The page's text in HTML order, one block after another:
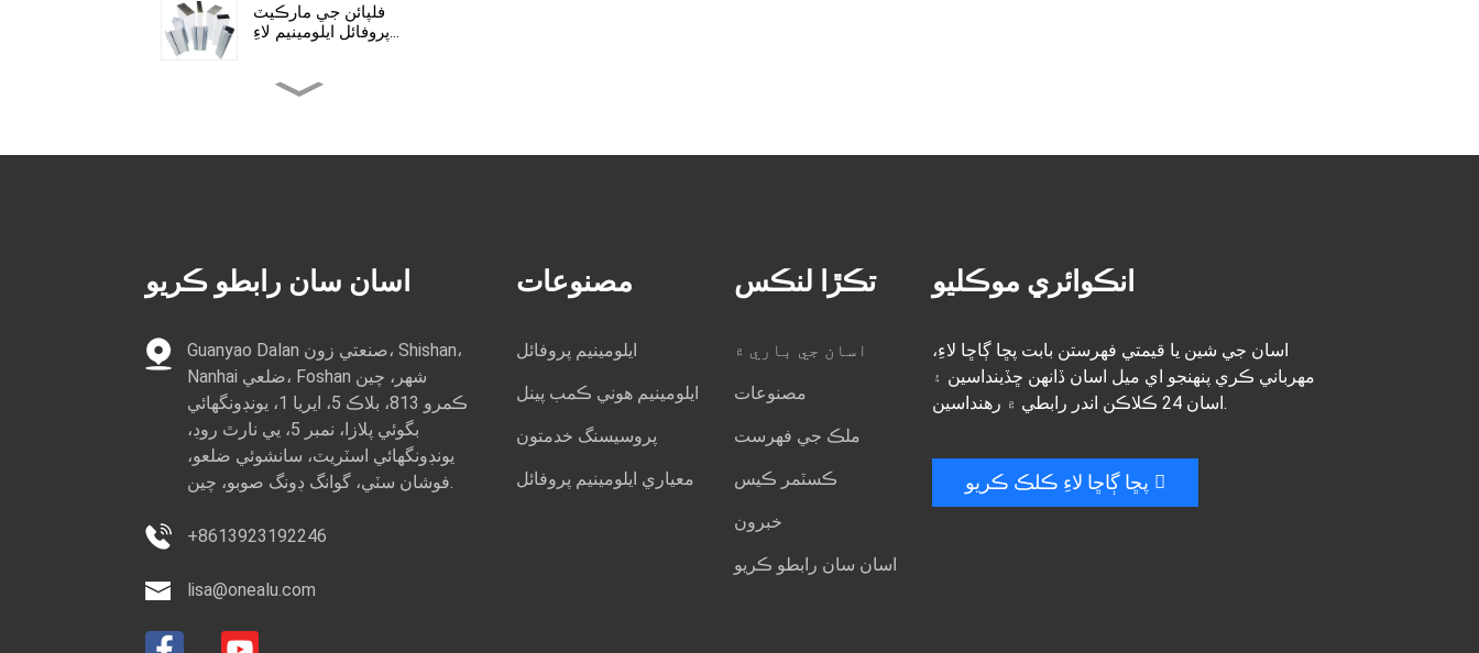
فلپائن جي مارڪيٽ
پروفائل ايلومينيم لاءِ...
پيرو مارڪيٽ ۾ ايڪسٽروڊ
ڏکڻ آفريڪي مارڪيٽ
ماريشس جي ڪسٽمائيز
پراڊڪٽ رينج...
اسان سان رابطو ڪريو
Guanyao Dalan صنعتي زون، Shishan،
Nanhai ضلعي، Foshan شهر، چين
ڪمرو 813، بلاڪ 5، ايريا 1، يونڊونگھائي
بگوئي پلازا، نمبر 5، يي نارٿ روڊ،
يونڊونگھائي اسٽريٽ، سانشوئي ضلعو،
+8613923192246
lisa@onealu.com
مصنوعات
ايلومينيم پروفائل
ايلومينيم هوني ڪمب پينل
پروسيسنگ خدمتون
معياري ايلومينيم پروفائل
تڪڙا لنڪس
اسان جي باري ۾
مصنوعات
ملڪ جي فهرست
ڪسٽمر ڪيس
خبرون
اسان سان رابطو ڪريو
انڪوائري موڪليو
اسان جي شين يا قيمتي فهرستن بابت پڇا ڳاڇا لاءِ،
مهرباني ڪري پنهنجو اي ميل اسان ڏانهن ڇڏينداسين ۽
اسان 24 ڪلاڪن اندر رابطي ۾ رهنداسين.
پڇا ڳاڇا لاءِ ڪلڪ ڪريو